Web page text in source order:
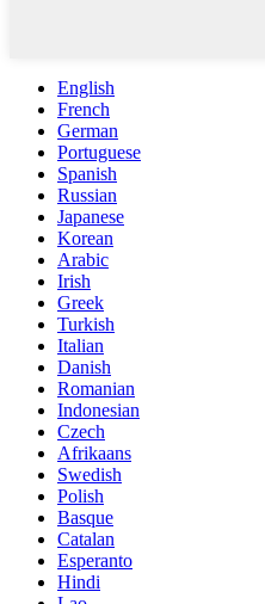
English
French
German
Portuguese
Spanish
Russian
Japanese
Korean
Arabic
Irish
Greek
Turkish
Italian
Danish
Romanian
Indonesian
Czech
Afrikaans
Swedish
Polish
Basque
Catalan
Esperanto
Hindi